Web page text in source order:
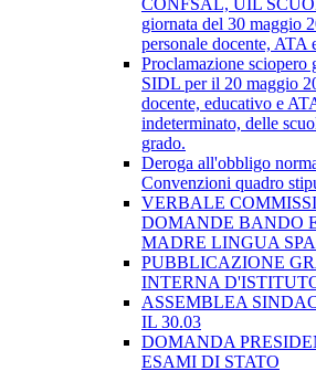
CONFSAL, UIL
giornata del 30 maggio
personale docente, ATA
Proclamazione sciopero
SIDL per il 20 maggio
docente, educativo e
indeterminato, delle
grado.
Deroga all'obbligo
Convenzioni quadro
VERBALE
DOMANDE BANDO
MADRE LINGUA
PUBBLICAZIONE
INTERNA
ASSEMBLEA
IL 30.03
DOMANDA
ESAMI DI STATO